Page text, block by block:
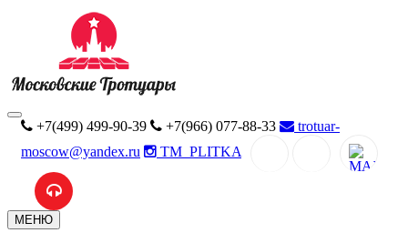
+7(499) 499-90-39 +7(966) 077-88-33
trotuar-
moscow@yandex.ru
TM_PLITKA
MAX
МЕНЮ